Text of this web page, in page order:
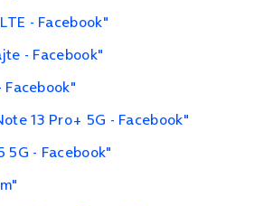
- Facebook"
- Facebook"
13 Pro+ 5G - Facebook"
5G - Facebook"